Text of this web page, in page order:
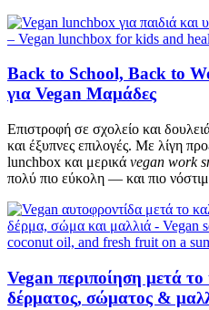
Back to School, Back to
για Vegan Μαμάδες
Επιστροφή σε σχολείο και
και έξυπνες επιλογές. Με λίγη
lunchbox και μερικά vegan work
πολύ πιο εύκολη — και πιο
Vegan περιποίηση μετά
δέρματος, σώματος &